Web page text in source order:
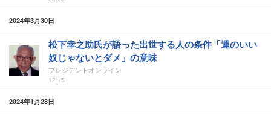
2024年3月30日
松下幸之助氏が語った出世する人の条件「運のいい
奴じゃないとダメ」の意味
プレジデントオンライン
12:15
2024年1月28日